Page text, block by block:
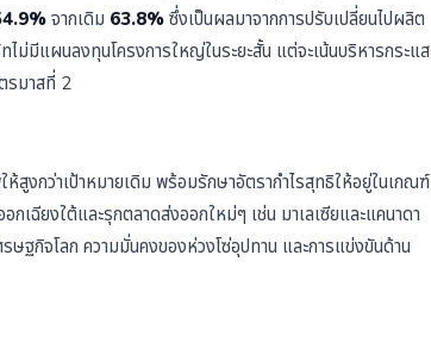
จากเดิม 63.8% ซึ่งเป็นผลมาจากการปรับเปลี่ยนไปผลิต
ม่มีแผนลงทุนโครงการใหญ่ในระยะสั้น แต่จะเน้นบริหารกระแส
รมาสที่ 2
สูงกว่าเป้าหมายเดิม พร้อมรักษาอัตรากำไรสุทธิให้อยู่ในเกณฑ์
กเฉียงใต้และรุกตลาดส่งออกใหม่ๆ เช่น มาเลเซียและแคนาดา
ฐกิจโลก ความมั่นคงของห่วงโซ่อุปทาน และการแข่งขันด้าน